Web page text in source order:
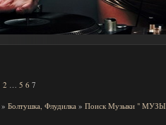
2 … 5 6 7
» Болтушка, Флудилка » Поиск Музыки "